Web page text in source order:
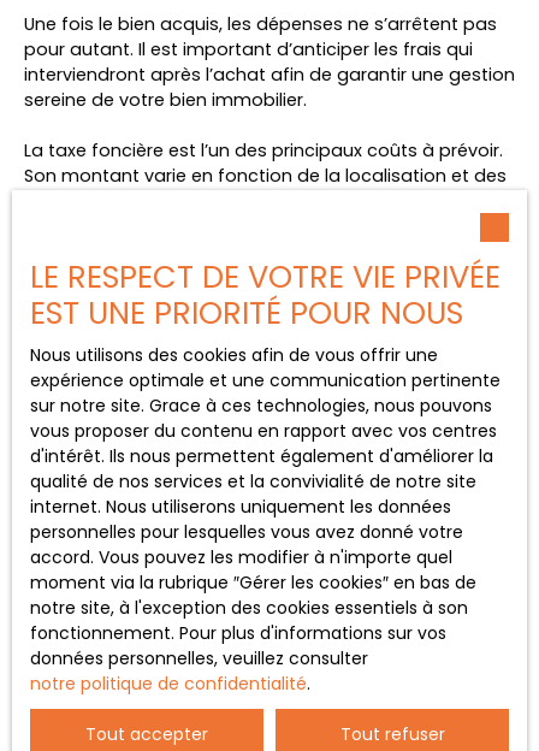
Une fois le bien acquis, les dépenses ne s’arrêtent pas
pour autant. Il est important d’anticiper les frais qui
interviendront après l’achat afin de garantir une gestion
sereine de votre bien immobilier.
La taxe foncière est l’un des principaux coûts à prévoir.
Son montant varie en fonction de la localisation et des
Dans certains cas, des travaux peuvent être
nécessaires à moyen ou long terme, notamment pour
améliorer la performance énergétique ou moderniser le
logement. Ces dépenses doivent être intégrées dans
une réflexion globale.
Ainsi, une bonne gestion des charges immobilièreset
desdépenses post-acquisitionpermet de préserver
la rentabilité et le confort de votre investissement sur le
long terme.
Anticiper tous les frais pour
réussir sereinement votre achat
immobilier
LE RESPECT DE VOTRE VIE PRIVÉE
EST UNE PRIORITÉ POUR NOUS
Nous utilisons des cookies afin de vous offrir une
expérience optimale et une communication pertinente
sur notre site. Grace à ces technologies, nous pouvons
vous proposer du contenu en rapport avec vos centres
d'intérêt. Ils nous permettent également d'améliorer la
qualité de nos services et la convivialité de notre site
internet. Nous utiliserons uniquement les données
personnelles pour lesquelles vous avez donné votre
accord. Vous pouvez les modifier à n'importe quel
moment via la rubrique ″Gérer les cookies″ en bas de
notre site, à l'exception des cookies essentiels à son
fonctionnement. Pour plus d'informations sur vos
données personnelles, veuillez consulter
notre politique de confidentialité.
Tout accepter Tout refuser